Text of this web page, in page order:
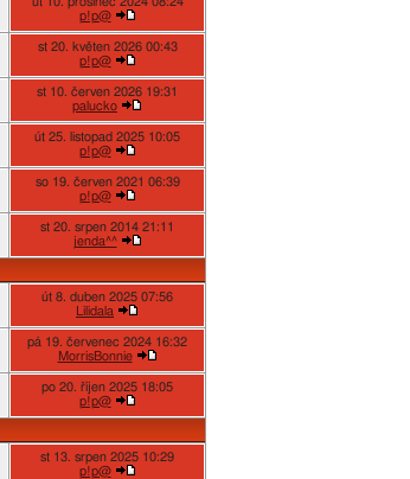
p!p@
st 20. květen 2026 00:43
p!p@
st 10. červen 2026 19:31
palucko
út 25. listopad 2025 10:05
p!p@
so 19. červen 2021 06:39
p!p@
st 20. srpen 2014 21:11
jenda^^
út 8. duben 2025 07:56
Lilidala
pá 19. červenec 2024 16:32
MorrisBonnie
po 20. říjen 2025 18:05
p!p@
st 13. srpen 2025 10:29
p!p@